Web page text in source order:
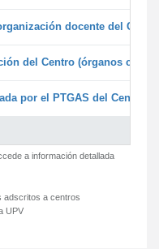
docente del
del Centro (órganos
por el PTGAS del Centro
a información detallada
adscritos a centros
UPV